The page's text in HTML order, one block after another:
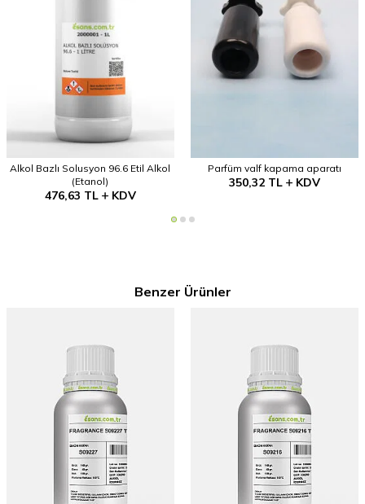
Alkol Bazlı Solusyon 96.6 Etil Alkol
(Etanol)
476,63 TL KDV
Parfüm valf kapama aparatı
350,32 TL KDV
Benzer Ürünler